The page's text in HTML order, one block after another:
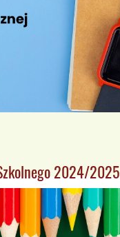
2024/2025